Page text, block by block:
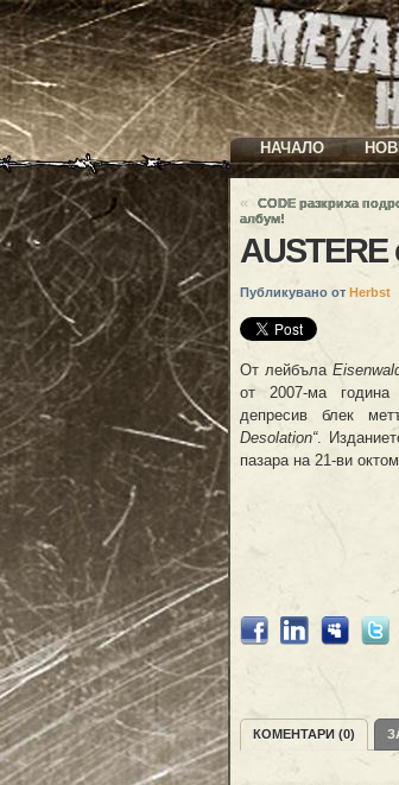
НАЧАЛО
«
CODE разкриха
албум!
Публикувано от Herbst
От лейбъла
от 2007-ма година
депресив блек
Desolation“.
пазара на 21-ви
КОМЕНТАРИ (0)